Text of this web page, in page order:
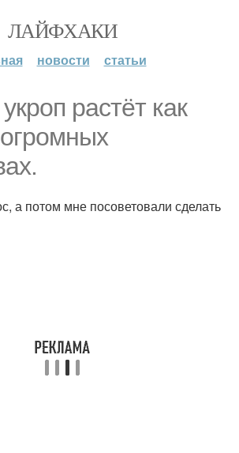
ЛАЙФХАКИ
новости статьи
растёт как
а потом мне посоветовали сделать